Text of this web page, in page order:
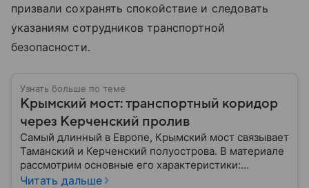
призвали сохранять спокойствие и следовать
указаниям сотрудников транспортной
безопасности.
Узнать больше по теме
Крымский мост: транспортный коридор
через Керченский пролив
Самый длинный в Европе, Крымский мост связывает
Таманский и Керченский полуострова. В материале
рассмотрим основные его характеристики:
географию, статус объекта, историю строительства
Читать дальше